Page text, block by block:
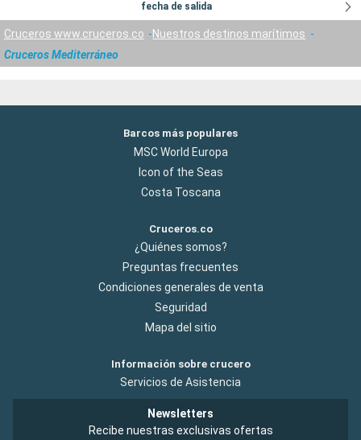
fecha de salida
Cruceros www.cruceros.co
Nuestros destinos marítimos
Cruceros Mediterráneo
Barcos más populares
MSC World Europa
Icon of the Seas
Costa Toscana
Cruceros.co
¿Quiénes somos?
Preguntas frecuentes
Condiciones generales de venta
Seguridad
Mapa del sitio
Información sobre crucero
Servicios de Asistencia
Newsletters
Recibe nuestras exclusivas ofertas